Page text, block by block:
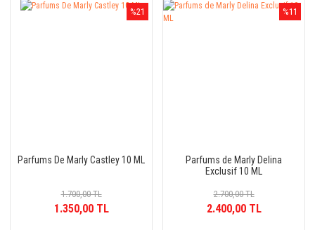
%21
Parfums De Marly Castley 10 ML
1.700,00 TL
1.350,00 TL
%11
Parfums de Marly Delina
Exclusif 10 ML
2.700,00 TL
2.400,00 TL